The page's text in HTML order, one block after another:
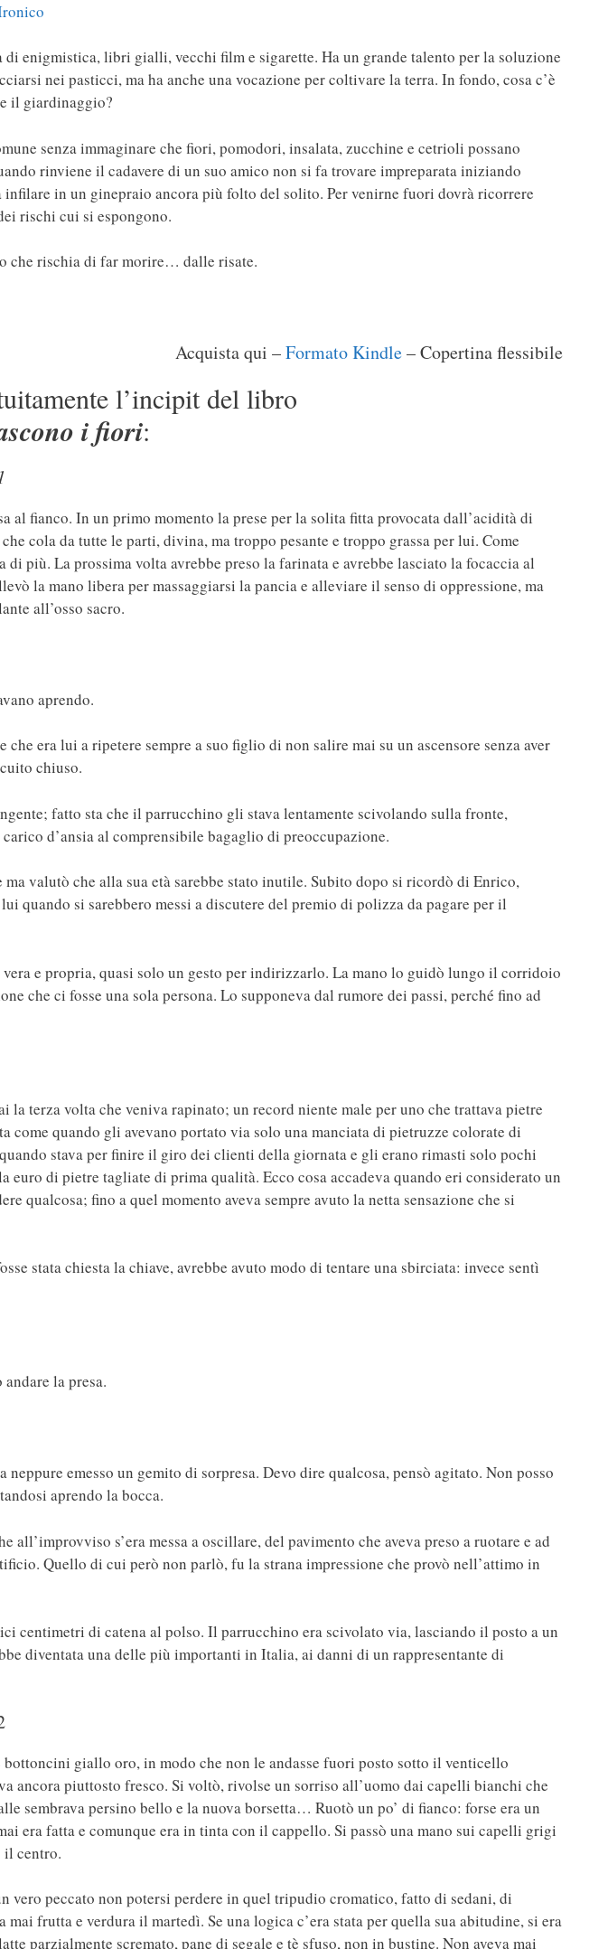
di enigmistica, libri gialli, vecchi film e sigarette. Ha un grande talento per la soluzione
nei pasticci, ma ha anche una vocazione per coltivare la terra. In fondo, cosa c’è
il giardinaggio?
senza immaginare che fiori, pomodori, insalata, zucchine e cetrioli possano
rinviene il cadavere di un suo amico non si fa trovare impreparata iniziando
infilare in un ginepraio ancora più folto del solito. Per venirne fuori dovrà ricorrere
rischi cui si espongono.
che rischia di far morire… dalle risate.
Acquista qui –Formato Kindle– Copertina flessibile
l’incipit del libro
i fiori:
1
al fianco. In un primo momento la prese per la solita fitta provocata dall’acidità di
cola da tutte le parti, divina, ma troppo pesante e troppo grassa per lui. Come
più. La prossima volta avrebbe preso la farinata e avrebbe lasciato la focaccia al
la mano libera per massaggiarsi la pancia e alleviare il senso di oppressione, ma
all’osso sacro.
aprendo.
era lui a ripetere sempre a suo figlio di non salire mai su un ascensore senza aver
chiuso.
fatto sta che il parrucchino gli stava lentamente scivolando sulla fronte,
d’ansia al comprensibile bagaglio di preoccupazione.
valutò che alla sua età sarebbe stato inutile. Subito dopo si ricordò di Enrico,
quando si sarebbero messi a discutere del premio di polizza da pagare per il
e propria, quasi solo un gesto per indirizzarlo. La mano lo guidò lungo il corridoio
che ci fosse una sola persona. Lo supponeva dal rumore dei passi, perché fino ad
terza volta che veniva rapinato; un record niente male per uno che trattava pietre
come quando gli avevano portato via solo una manciata di pietruzze colorate di
stava per finire il giro dei clienti della giornata e gli erano rimasti solo pochi
di pietre tagliate di prima qualità. Ecco cosa accadeva quando eri considerato un
qualcosa; fino a quel momento aveva sempre avuto la netta sensazione che si
stata chiesta la chiave, avrebbe avuto modo di tentare una sbirciata: invece sentì
la presa.
emesso un gemito di sorpresa. Devo dire qualcosa, pensò agitato. Non posso
aprendo la bocca.
s’era messa a oscillare, del pavimento che aveva preso a ruotare e ad
Quello di cui però non parlò, fu la strana impressione che provò nell’attimo in
centimetri di catena al polso. Il parrucchino era scivolato via, lasciando il posto a un
diventata una delle più importanti in Italia, ai danni di un rappresentante di
giallo oro, in modo che non le andasse fuori posto sotto il venticello
ancora piuttosto fresco. Si voltò, rivolse un sorriso all’uomo dai capelli bianchi che
sembrava persino bello e la nuova borsetta… Ruotò un po’ di fianco: forse era un
era fatta e comunque era in tinta con il cappello. Si passò una mano sui capelli grigi
il centro.
vero peccato non potersi perdere in quel tripudio cromatico, fatto di sedani, di
frutta e verdura il martedì. Se una logica c’era stata per quella sua abitudine, si era
parzialmente scremato, pane di segale e tè sfuso, non in bustine. Non aveva mai